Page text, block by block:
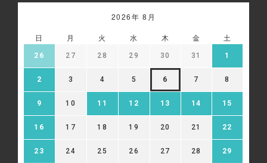
2026年 8月
日 月 火 水 木 金 土
26 27 28 29 30 31 1
2 3 4 5 6 7 8
9 10 11 12 13 14 15
16 17 18 19 20 21 22
23 24 25 26 27 28 29